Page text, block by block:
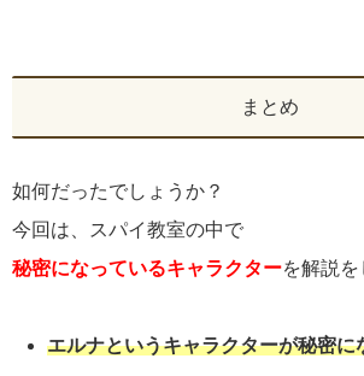
まとめ
如何だったでしょうか？
今回は、スパイ教室の中で
秘密になっているキャラクターを解説を
エルナというキャラクターが秘密に